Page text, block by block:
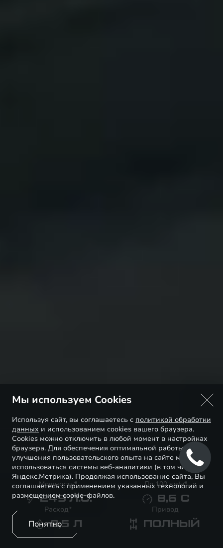
Мощность*
249 Л.С.
До 100 км/ч*
8,6 С
Расход*
8,5 Л
Привод
ПОЛНЫЙ
Мы используем Cookies
Используя сайт, вы соглашаетесь с политикой обработки
данных и использованием cookies вашего браузера.
Cookies можно отключить в любой момент в настройках
браузера. Для обеспечения оптимальной работы и
улучшения пользовательского опыта на сайте могут
использоваться системы веб-аналитики (в том числе
Яндекс.Метрика). Продолжая использование сайта, Вы
соглашаетесь с применением указанных технологий и
размещением cookie-файлов.
Понятно